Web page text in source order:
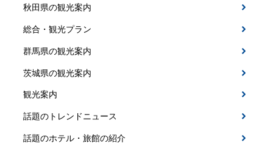
秋田県の観光案内
総合・観光プラン
群馬県の観光案内
茨城県の観光案内
観光案内
話題のトレンドニュース
話題のホテル・旅館の紹介